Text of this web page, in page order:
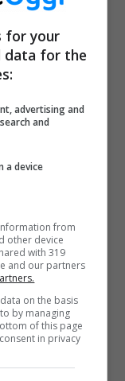
avvenire in
rateale
deve
.
for your
data for the
advertising and
and
a device
from
other device
with 319
and our partners
on the basis
by managing
of this page
in privacy